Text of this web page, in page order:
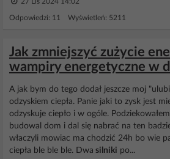
Odpowiedzi: 11 Wyświetleń: 5211
Jak zmniejszyć zużycie
wampiry energetyczne w
A jak bym do tego dodał jeszcze moj
odzyskiem ciepła. Panie jaki to zysk jest
odzyskuje ciepło i w ogóle.
budowal dom i dal się nabrać na ten
właczyli mowiac ma chodzić 24h bo wie
ciepła ble ble ble. Dwa silniki po...